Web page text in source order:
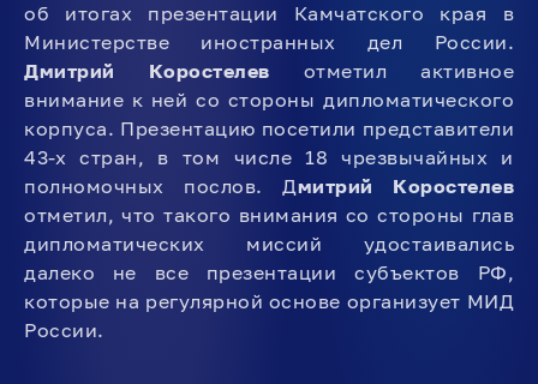
об итогах презентации Камчатского края в
Министерстве иностранных дел России.
Дмитрий Коростелев отметил активное
внимание к ней со стороны дипломатического
корпуса. Презентацию посетили представители
43-х стран, в том числе 18 чрезвычайных и
полномочных послов. Дмитрий Коростелев
отметил, что такого внимания со стороны глав
дипломатических миссий удостаивались
далеко не все презентации субъектов РФ,
которые на регулярной основе организует МИД
России.